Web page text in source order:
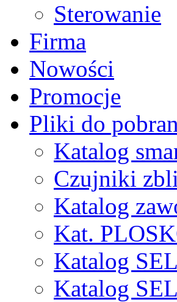
Sterowanie
Firma
Nowości
Promocje
Pliki do
Katalog
Czujniki
Katalog
Kat.
Katalog
Katalog